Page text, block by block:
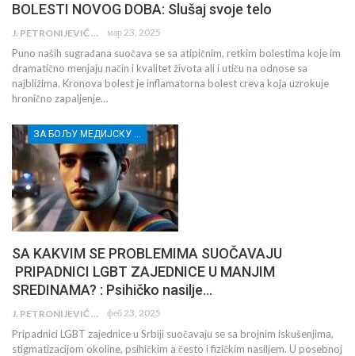
BOLESTI NOVOG DOBA: Slušaj svoje telo
J. PETRONIJEVIĆ мар 23, 2025
Puno naših sugrađana suočava se sa atipičnim, retkim bolestima koje im
dramatično menjaju način i kvalitet života ali i utiču na odnose sa
najbližima. Kronova bolest je inflamatorna bolest creva koja uzrokuje
hronično zapaljenje…
ЗА БОЉУ МЕДИЈСКУ ПИСМЕНОСТ МЛАДИХ ИЗ РУРАЛНИХ СРЕДИНА И ПРИПАДНИЦА/КА РАЊИВИХ ГРУПА
SA KAKVIM SE PROBLEMIMA SUOČAVAJU
PRIPADNICI LGBT ZAJEDNICE U MANJIM
SREDINAMA? : Psihičko nasilje…
J. PETRONIJEVIĆ феб 23, 2025
Pripadnici LGBT zajednice u Srbiji suočavaju se sa brojnim iskušenjima,
stigmatizacijom okoline, psihičkim a često i fizičkim nasiljem. U posebnoj